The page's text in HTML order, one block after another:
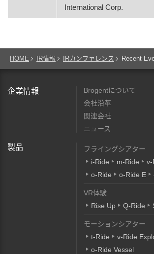
International Corp.
HOME IR情報 IRカンファレンス Recent
企業情報
Brogentについて
会社沿革
関連会社
ニュース
製品
フライングシアター
i-Ride
m-Ride
v-
o-Ride
o-Ride E
VR体験
Rise Up
Q-Ride
モーションシアター
t-Ride
v-Ride
o-Ride Vessel